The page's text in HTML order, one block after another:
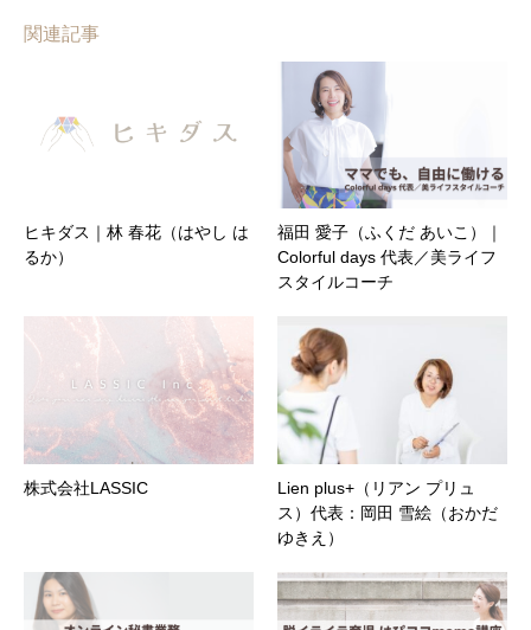
関連記事
ヒキダス｜林 春花（はやし は
るか）
福田 愛子（ふくだ あいこ）｜
Colorful days 代表／美ライフ
スタイルコーチ
株式会社LASSIC
Lien plus+（リアン プリュ
ス）代表：岡田 雪絵（おかだ
ゆきえ）